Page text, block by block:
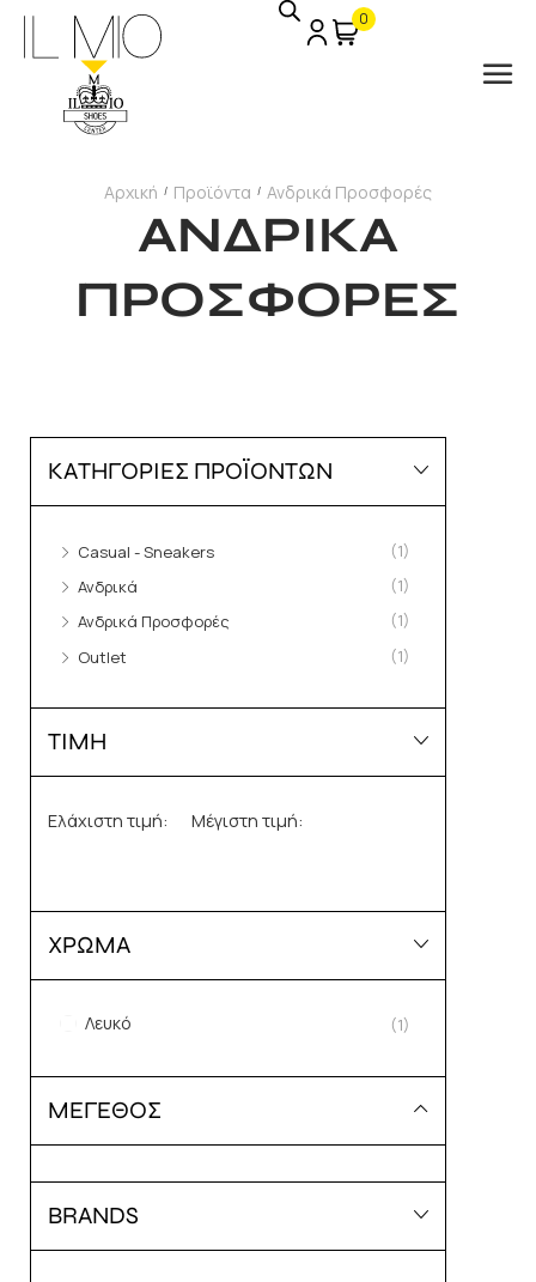
0
ΑΝΔΡΙΚΑ
ΠΡΟΣΦΟΡΕΣ
Αρχική / Προϊόντα / Ανδρικά Προσφορές
ΚΑΤΗΓΟΡΙΕΣ ΠΡΟΪΟΝΤΩΝ
Casual - Sneakers
(1)
Ανδρικά
(1)
Ανδρικά Προσφορές
(1)
Outlet
(1)
ΤΙΜΗ
Ελάχιστη τιμή: Μέγιστη τιμή:
ΧΡΩΜΑ
Λευκό (1)
ΜΕΓΕΘΟΣ
BRANDS